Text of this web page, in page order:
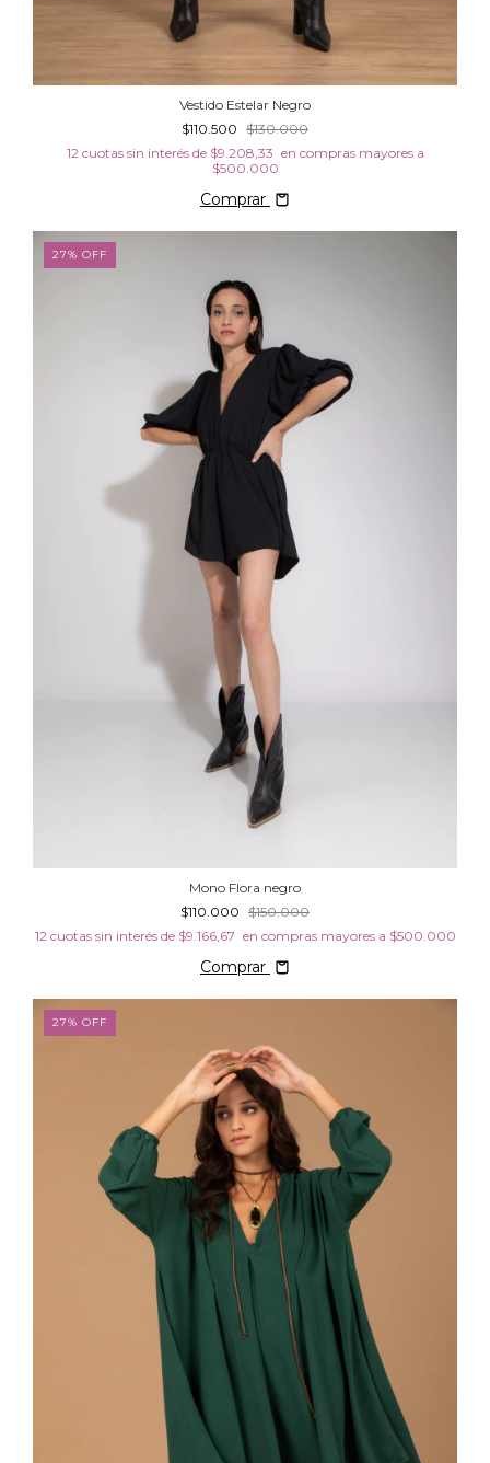
Vestido Estelar Negro
$110.500 $130.000
12 cuotas sin interés de $9.208,33
Comprar
27% OFF
Mono Flora negro
$110.000 $150.000
12 cuotas sin interés de $9.166,67
Comprar
27% OFF